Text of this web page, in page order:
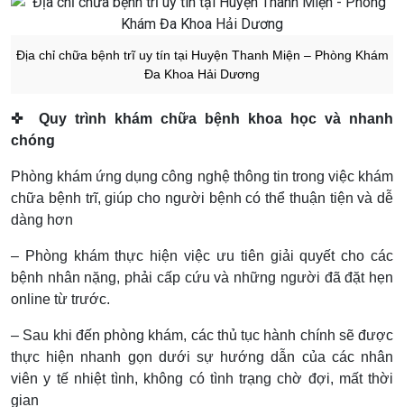
Địa chỉ chữa bệnh trĩ uy tín tại Huyện Thanh Miện – Phòng Khám
Đa Khoa Hải Dương
✜ Quy trình khám chữa bệnh khoa học và nhanh
chóng
Phòng khám ứng dụng công nghệ thông tin trong việc khám
chữa bệnh trĩ, giúp cho người bệnh có thể thuận tiện và dễ
dàng hơn
– Phòng khám thực hiện việc ưu tiên giải quyết cho các
bệnh nhân nặng, phải cấp cứu và những người đã đặt hẹn
online từ trước.
– Sau khi đến phòng khám, các thủ tục hành chính sẽ được
thực hiện nhanh gọn dưới sự hướng dẫn của các nhân
viên y tế nhiệt tình, không có tình trạng chờ đợi, mất thời
gian